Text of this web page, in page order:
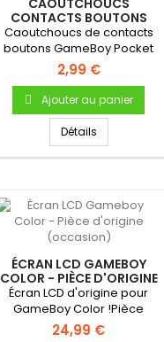
CAOUTCHOUCS
CONTACTS BOUTONS
GAMEBOY POCKET
Caoutchoucs de contacts
boutons GameBoy Pocket
Pour Gameboy Pocket
Bouton A...
2,99 €
Ajouter au panier
Détails
ÉCRAN LCD GAMEBOY
COLOR - PIÈCE D'ORIGINE
(OCCASION)
Écran LCD d'origine pour
GameBoy Color !Pièce
d'origine Nintendo
24,99 €